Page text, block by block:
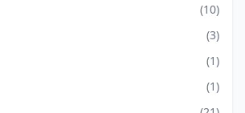
(10)
(3)
(1)
(1)